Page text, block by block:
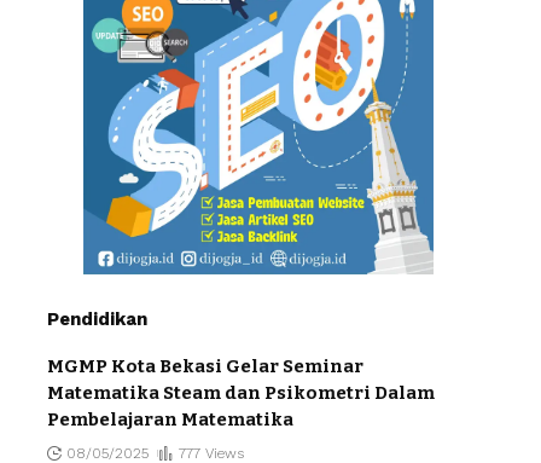
Pendidikan
MGMP Kota Bekasi Gelar Seminar
Matematika Steam dan Psikometri Dalam
Pembelajaran Matematika
08/05/2025 777 Views